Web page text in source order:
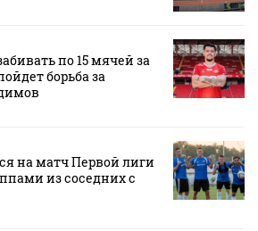
по 15 мячей за
борьба за
на матч Первой лиги
из соседних с